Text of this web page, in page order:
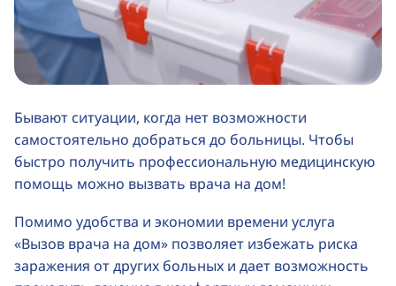
Бывают ситуации, когда нет возможности
самостоятельно добраться до больницы. Чтобы
быстро получить профессиональную медицинскую
помощь можно вызвать врача на дом!
Помимо удобства и экономии времени услуга
«Вызов врача на дом» позволяет избежать риска
заражения от других больных и дает возможность